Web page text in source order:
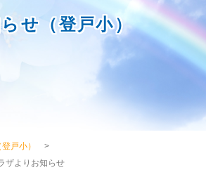
せ（登戸小）
戸小）
>
ザよりお知らせ